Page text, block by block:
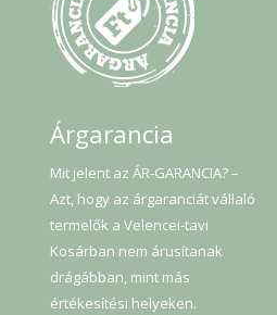
Árgarancia
Mit jelent az ÁR-GARANCIA? –
Azt, hogy az árgaranciát vállaló
termelők a Velencei-tavi
Kosárban nem árusítanak
drágábban, mint más
értékesítési helyeken.